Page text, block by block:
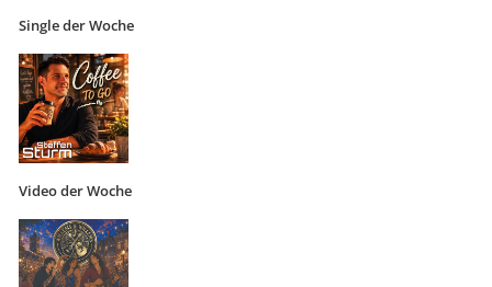
Single der Woche
Video der Woche